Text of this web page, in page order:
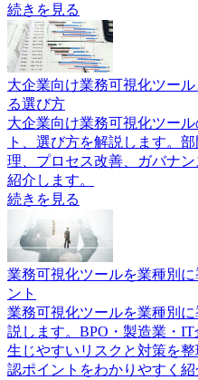
続きを見る
大企業向け業務可視化ツー
る選び方
大企業向け業務可視化ツー
ト、選び方を解説します。
理、プロセス改善、ガバナ
紹介します。
続きを見る
業務可視化ツールを業種別
ント
業務可視化ツールを業種別
説します。BPO・製造業・
生じやすいリスクと対策を
認ポイントをわかりやすく